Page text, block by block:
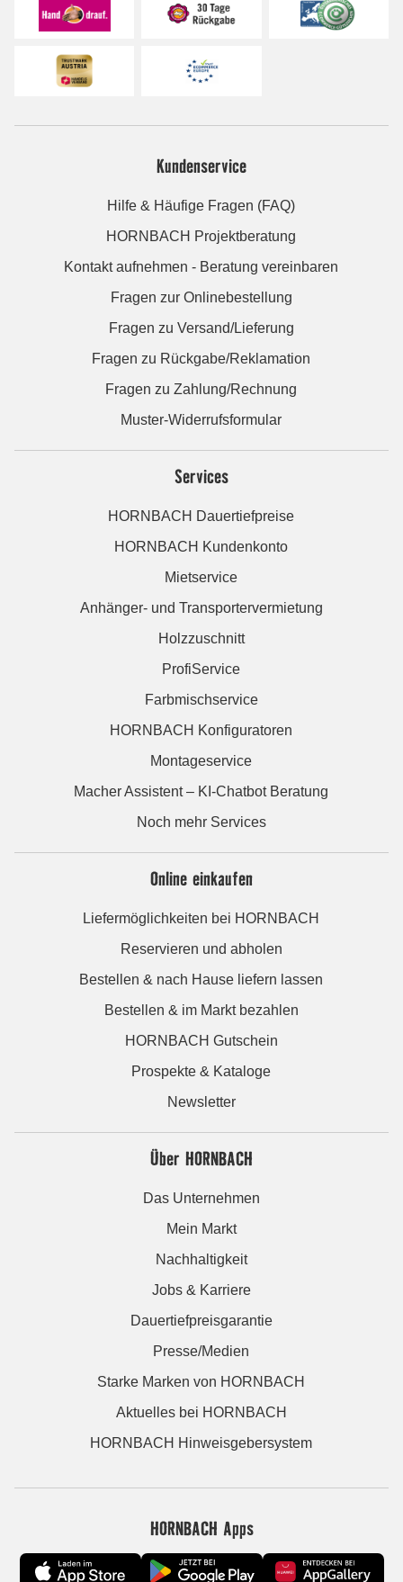
Kundenservice
Hilfe & Häufige Fragen (FAQ)
HORNBACH Projektberatung
Kontakt aufnehmen - Beratung vereinbaren
Fragen zur Onlinebestellung
Fragen zu Versand/Lieferung
Fragen zu Rückgabe/Reklamation
Fragen zu Zahlung/Rechnung
Muster-Widerrufsformular
Services
HORNBACH Dauertiefpreise
HORNBACH Kundenkonto
Mietservice
Anhänger- und Transportervermietung
Holzzuschnitt
ProfiService
Farbmischservice
HORNBACH Konfiguratoren
Montageservice
Macher Assistent – KI-Chatbot Beratung
Noch mehr Services
Online einkaufen
Liefermöglichkeiten bei HORNBACH
Reservieren und abholen
Bestellen & nach Hause liefern lassen
Bestellen & im Markt bezahlen
HORNBACH Gutschein
Prospekte & Kataloge
Newsletter
Über HORNBACH
Das Unternehmen
Mein Markt
Nachhaltigkeit
Jobs & Karriere
Dauertiefpreisgarantie
Presse/Medien
Starke Marken von HORNBACH
Aktuelles bei HORNBACH
HORNBACH Hinweisgebersystem
HORNBACH Apps